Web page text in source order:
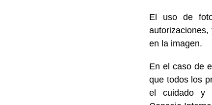
El uso de
en la imagen.
En el caso de
que todos los
el cuidado y